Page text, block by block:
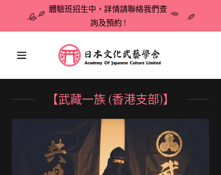
體驗班招生中，詳情請聯絡我們查
詢及預約 !
【武藏一族 (香港支部)】